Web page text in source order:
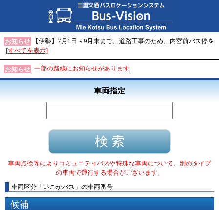
お知らせ
【伊勢】7月1日～9月末まで、道路工事のため、内宮前バス停を
[すべてを表示]
お知らせ 一部の路線にお知らせがあります
車両指定
車両点検等によりコミュニティバスや特殊な車両について、別のタイプ
の車両で運行する場合がございます。
車両区分 「 いこかバス 」 の車両番号
候補